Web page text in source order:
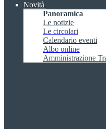
Novità
Panoramica
Le notizie
Le circolari
Calendario eventi
Albo online
Amministrazione